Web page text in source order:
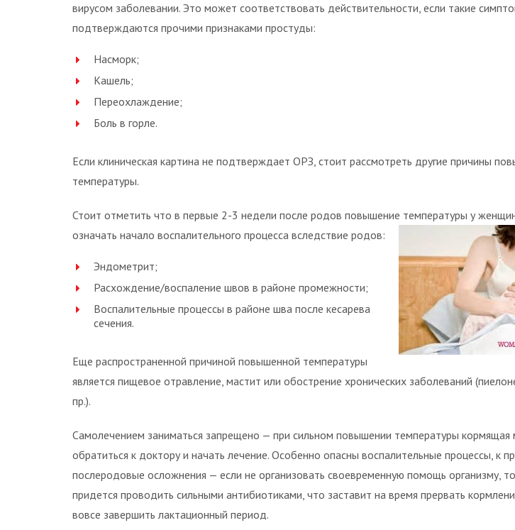
вирусом заболевании. Это может соответствовать действительности, если такие
подтверждаются прочими признаками простуды:
Насморк;
Кашель;
Переохлаждение;
Боль в горле.
Если клиническая картина не подтверждает ОРЗ, стоит рассмотреть другие причины
температуры.
Стоит отметить что в первые 2-3 недели после родов повышение температуры у
означать начало воспалительного процесса вследствие родов:
Эндометрит;
Расхождение/воспаление швов в районе промежности;
Воспалительные процессы в районе шва после кесарева
сечения.
Еще распространенной причиной повышенной температуры
является пищевое отравление, мастит или обострение хронических заболеваний
пр.).
Самолечением заниматься запрещено — при сильном повышении температуры
обратиться к доктору и начать лечение. Особенно опасны воспалительные процессы, к
послеродовые осложнения — если не организовать своевременную помощь организму,
придется проводить сильными антибиотиками, что заставит на время прервать
вовсе завершить лактационный период.